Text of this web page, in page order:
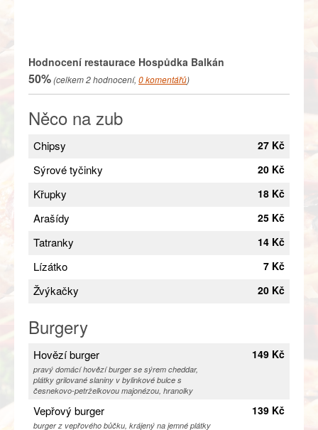
Hodnocení restaurace Hospůdka Balkán
50%(celkem2hodnocení, 0komentářů)
Něco na zub
Chipsy 27 Kč
Sýrové tyčinky 20 Kč
Křupky 18 Kč
Arašídy 25 Kč
Tatranky 14 Kč
Lízátko 7 Kč
Žvýkačky 20 Kč
Burgery
Hovězí burger
pravý domácí hovězí burger se sýrem cheddar,
plátky grilované slaniny v bylinkové bulce s
česnekovo-petrželkovou majonézou, hranolky
149 Kč
Vepřový burger
burger z vepřového bůčku, krájený na jemné plátky
139 Kč